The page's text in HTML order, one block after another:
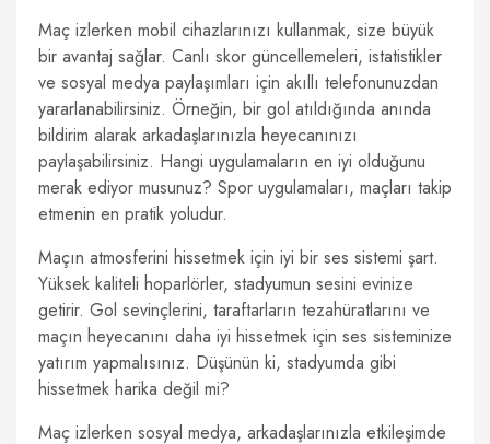
Maç izlerken mobil cihazlarınızı kullanmak, size büyük
bir avantaj sağlar. Canlı skor güncellemeleri, istatistikler
ve sosyal medya paylaşımları için akıllı telefonunuzdan
yararlanabilirsiniz. Örneğin, bir gol atıldığında anında
bildirim alarak arkadaşlarınızla heyecanınızı
paylaşabilirsiniz. Hangi uygulamaların en iyi olduğunu
merak ediyor musunuz? Spor uygulamaları, maçları takip
etmenin en pratik yoludur.
Maçın atmosferini hissetmek için iyi bir ses sistemi şart.
Yüksek kaliteli hoparlörler, stadyumun sesini evinize
getirir. Gol sevinçlerini, taraftarların tezahüratlarını ve
maçın heyecanını daha iyi hissetmek için ses sisteminize
yatırım yapmalısınız. Düşünün ki, stadyumda gibi
hissetmek harika değil mi?
Maç izlerken sosyal medya, arkadaşlarınızla etkileşimde